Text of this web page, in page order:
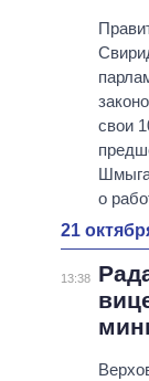
свои
о
21
13:38